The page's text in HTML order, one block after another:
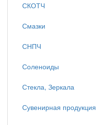
СКОТЧ
Смазки
СНПЧ
Соленоиды
Стекла, Зеркала
Сувенирная продукция